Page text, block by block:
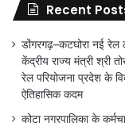
Recent
डोंगरगढ़–कटघोरा नई रेल
केंद्रीय राज्य मंत्री श्री
रेल परियोजना प्रदेश के
ऐतिहासिक कदम
कोटा नगरपालिका के